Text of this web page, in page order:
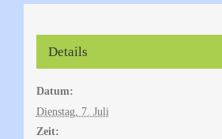
Details
Datum:
Dienstag, 7. Juli
Zeit: